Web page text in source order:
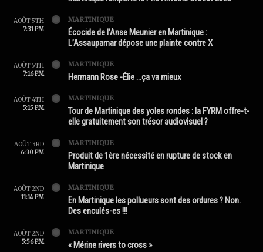
AOÛT 5TH
7:31 PM
MARTINIQUE
Écocide de l’Anse Meunier en Martinique :
L’Assaupamar dépose une plainte contre X
AOÛT 5TH
7:16 PM
MARTINIQUE
Hermann Rose -Élie …ça va mieux
AOÛT 4TH
5:15 PM
MARTINIQUE
Tour de Martinique des yoles rondes : la FYRM offre-t-
elle gratuitement son trésor audiovisuel ?
AOÛT 3RD
6:30 PM
MARTINIQUE
Produit de 1ère nécessité en rupture de stock en
Martinique
AOÛT 2ND
11:14 PM
MARTINIQUE
En Martinique les pollueurs sont des ordures ? Non.
Des enculés-es !!!
AOÛT 2ND
5:56 PM
MARTINIQUE
« Mérine rivers to cross »